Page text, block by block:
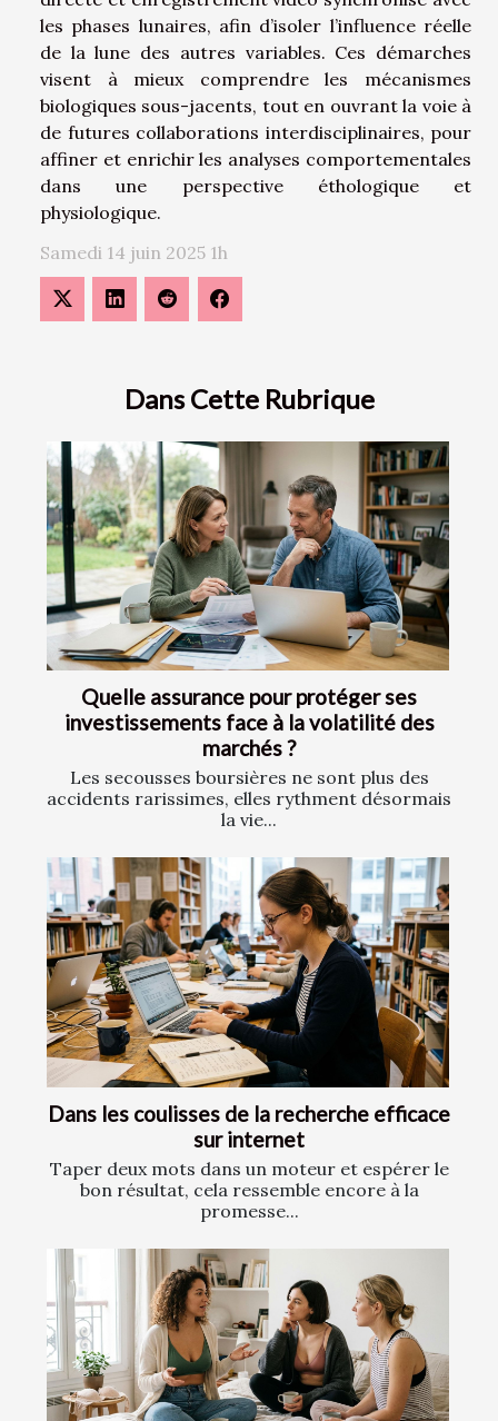
Dans Cette Rubrique
Quelle assurance pour protéger ses
investissements face à la volatilité des
marchés ?
Les secousses boursières ne sont plus des
accidents rarissimes, elles rythment désormais
la vie...
Dans les coulisses de la recherche efficace
sur internet
Taper deux mots dans un moteur et espérer le
bon résultat, cela ressemble encore à la
promesse...
les phases lunaires, afin d’isoler l’influence réelle
de la lune des autres variables. Ces démarches
visent à mieux comprendre les mécanismes
biologiques sous-jacents, tout en ouvrant la voie à
de futures collaborations interdisciplinaires, pour
affiner et enrichir les analyses comportementales
dans une perspective éthologique et
physiologique.
Samedi 14 juin 2025 1h